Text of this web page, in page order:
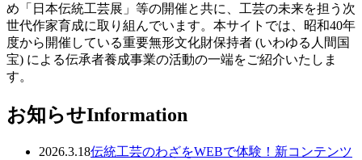
め「日本伝統工芸展」等の開催と共に、工芸の未来を担う次
世代作家育成に取り組んでいます。本サイトでは、昭和40年
度から開催している重要無形文化財保持者 (いわゆる人間国
宝) による伝承者養成事業の活動の一端をご紹介いたしま
す。
お知らせInformation
2026.3.18伝統工芸のわざをWEBで体験！新コンテンツ